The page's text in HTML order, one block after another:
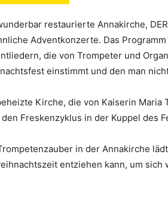
restaurierte Annakirche,
Adventkonzerte. Das
die von Trompeter und
einstimmt und den man
Kirche, die von Kaiserin
den Freskenzyklus in der Kuppel des
in der Annakirche
entziehen kann, um sich